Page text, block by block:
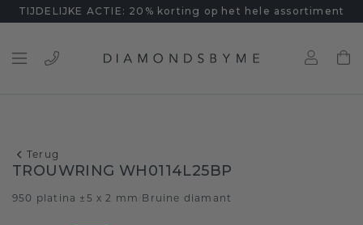
TIJDELIJKE ACTIE: 20% korting op het hele assortiment
Terug
TROUWRING WH0114L25BP
950 platina ±5 x 2 mm Bruine diamant